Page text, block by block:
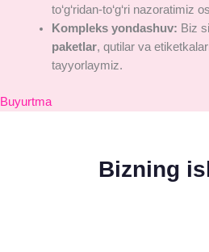
to‘g‘ridan-to‘g‘ri nazoratimiz
Kompleks yondashuv: Biz
paketlar, qutilar va
tayyorlaymiz.
Buyurtma
Bizning